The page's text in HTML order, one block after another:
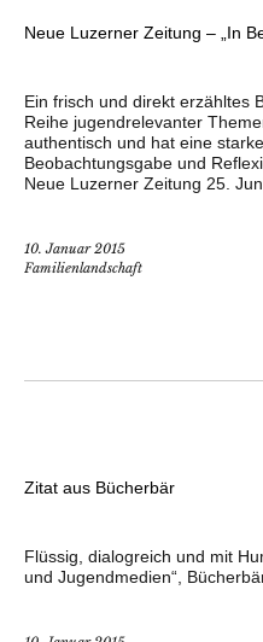
Neue Luzerner Zeitung – „In
Ein frisch und direkt erzähltes
Reihe jugendrelevanter
authentisch und hat eine
Beobachtungsgabe und
Neue Luzerner Zeitung 25.
10. Januar 2015
Familienlandschaft
Zitat aus Bücherbär
Flüssig, dialogreich und mit
­und Jugendmedien“,